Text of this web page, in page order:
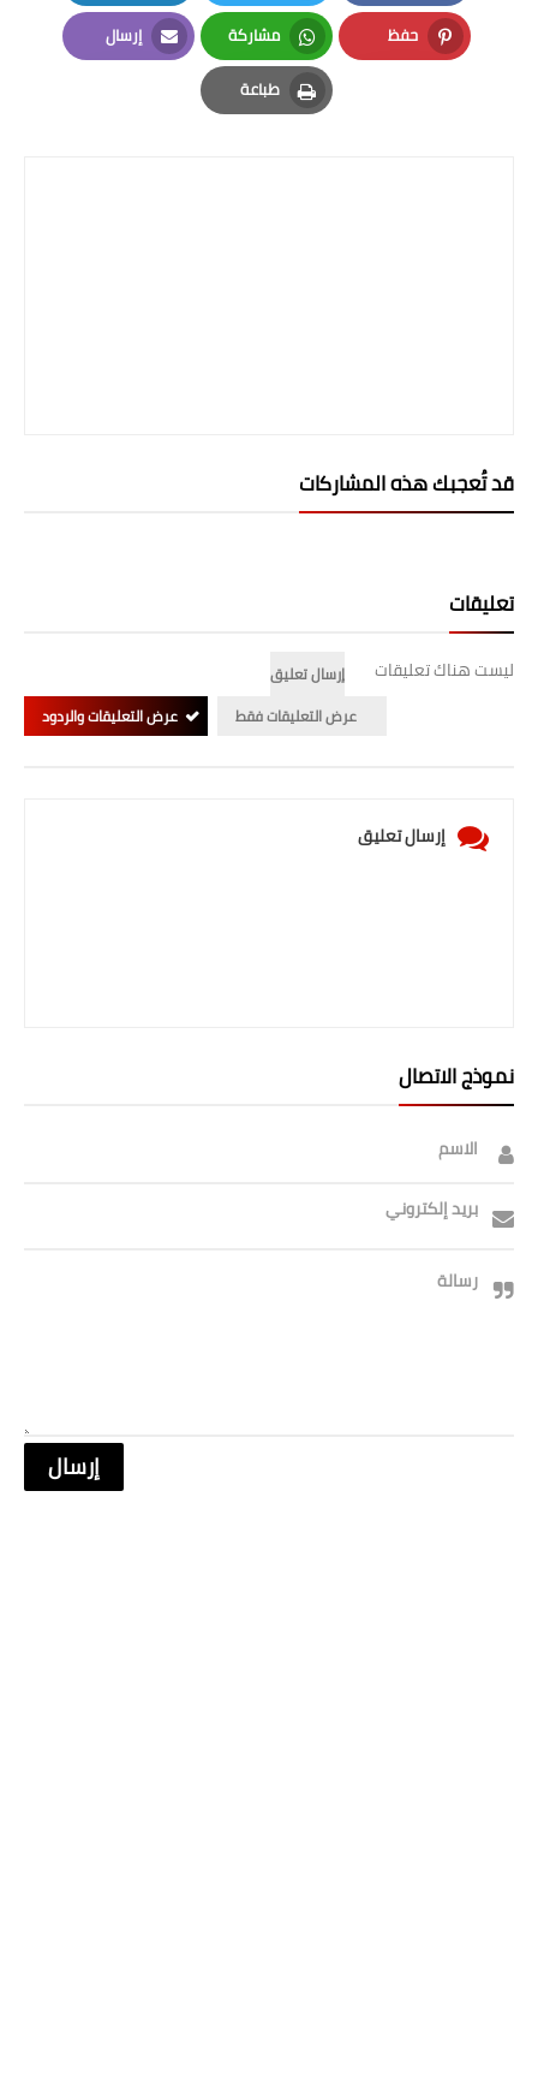
Facebook
Twitter
LinkedIn
حفظ
Pinterest
مشاركة
Whatsapp
إرسال
Email
طباعة
Print
قد تُعجبك هذه المشاركات
تعليقات
ليست هناك تعليقات
إرسال تعليق
عرض التعليقات فقط
عرض التعليقات والردود
إرسال تعليق
نموذج الاتصال
الاسم
بريد إلكتروني
رسالة